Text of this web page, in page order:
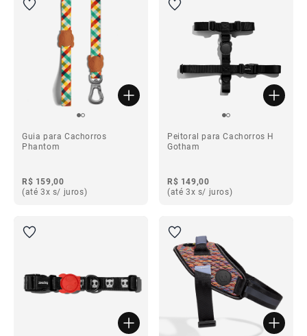
Guia para Cachorros
Phantom
R$ 159,00
(até 3x s/ juros)
Peitoral para Cachorros H
Gotham
R$ 149,00
(até 3x s/ juros)